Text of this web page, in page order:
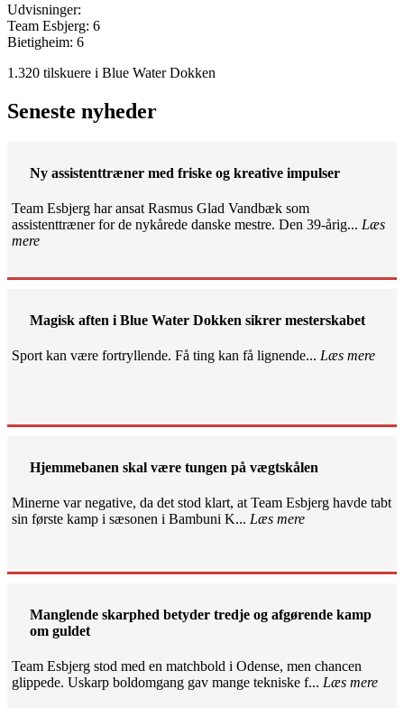
Udvisninger:
Team Esbjerg: 6
Bietigheim: 6
1.320 tilskuere i Blue Water Dokken
Seneste nyheder
Ny assistenttræner med friske og kreative impulser
Team Esbjerg har ansat Rasmus Glad Vandbæk som
assistenttræner for de nykårede danske mestre. Den 39-årig... Læs
mere
Magisk aften i Blue Water Dokken sikrer mesterskabet
Sport kan være fortryllende. Få ting kan få lignende... Læs mere
Hjemmebanen skal være tungen på vægtskålen
Minerne var negative, da det stod klart, at Team Esbjerg havde tabt
sin første kamp i sæsonen i Bambuni K... Læs mere
Manglende skarphed betyder tredje og afgørende kamp
om guldet
Team Esbjerg stod med en matchbold i Odense, men chancen
glippede. Uskarp boldomgang gav mange tekniske f... Læs mere